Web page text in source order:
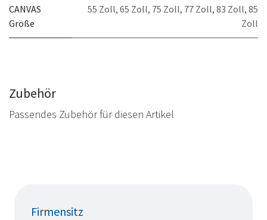
CANVAS
Größe
55 Zoll, 65 Zoll, 75 Zoll, 77 Zoll, 83 Zoll, 85
Zoll
Zubehör
Passendes Zubehör für diesen Artikel
Firmensitz